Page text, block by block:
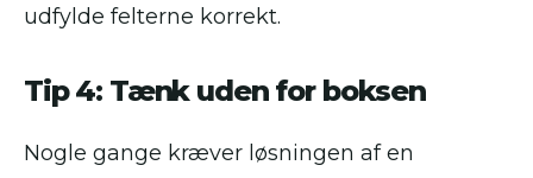
udfylde felterne korrekt.
Tip 4: Tænk uden for boksen
Nogle gange kræver løsningen af en